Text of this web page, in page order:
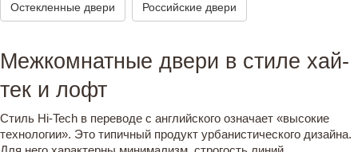
Остекленные двери Российские двери
Межкомнатные двери в стиле хай-
тек и лофт
Стиль Hi-Tech в переводе с английского означает «высокие
технологии». Это типичный продукт урбанистического дизайна.